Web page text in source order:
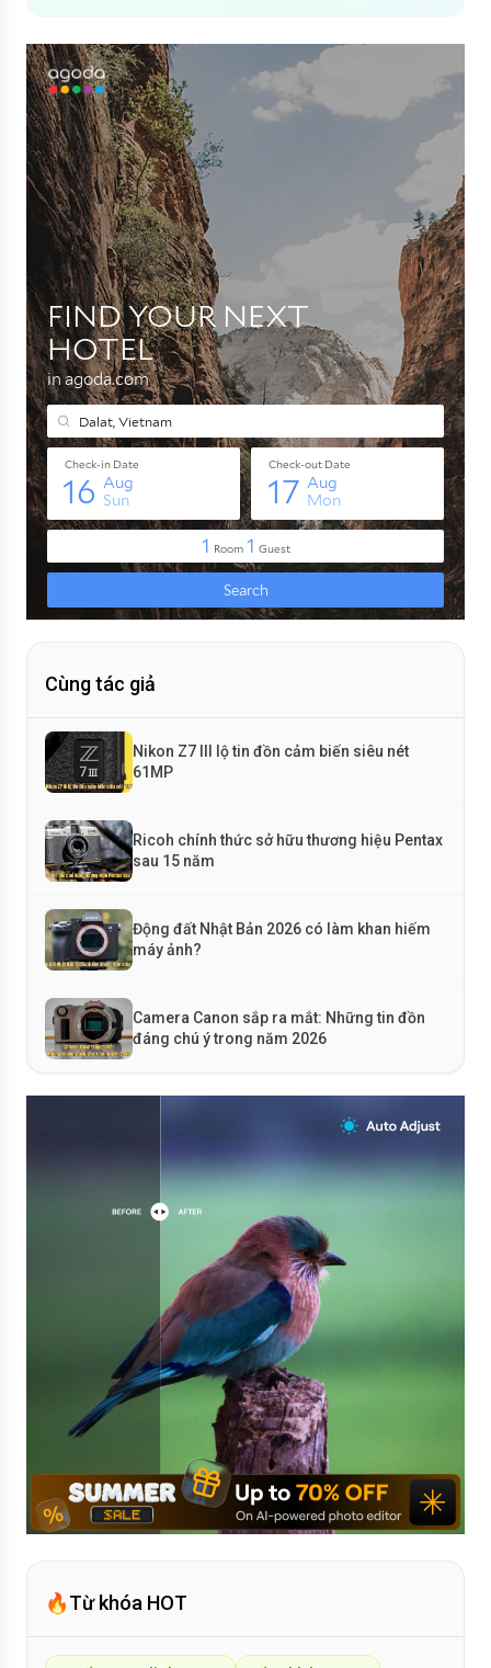
Cùng tác giả
Nikon Z7 III lộ tin đồn cảm biến siêu nét
61MP
Ricoh chính thức sở hữu thương hiệu Pentax
sau 15 năm
Động đất Nhật Bản 2026 có làm khan hiếm
máy ảnh?
Camera Canon sắp ra mắt: Những tin đồn
đáng chú ý trong năm 2026
🔥Từ khóa HOT